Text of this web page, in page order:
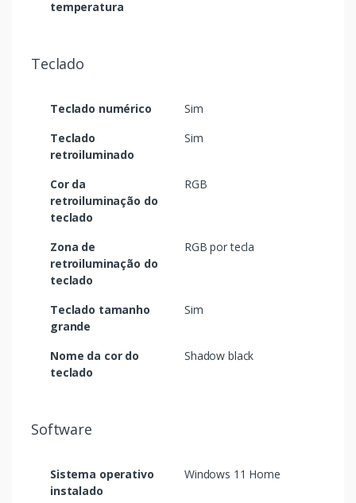
temperatura
Teclado
Teclado numérico
Sim
Teclado
retroiluminado
Sim
Cor da
retroiluminação do
teclado
RGB
Zona de
retroiluminação do
teclado
RGB por tecla
Teclado tamanho
grande
Sim
Nome da cor do
teclado
Shadow black
Software
Sistema operativo
instalado
Windows 11 Home